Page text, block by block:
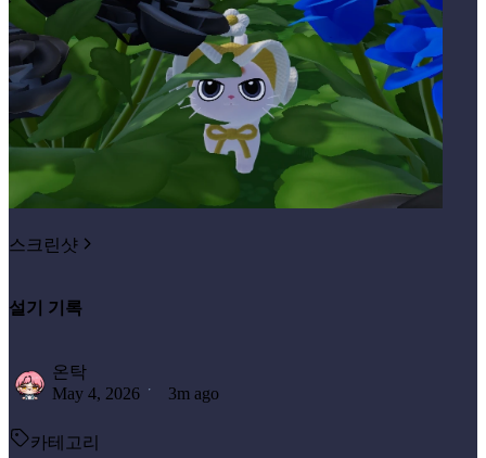
스크린샷
설기 기록
온탁
May 4, 2026
3m ago
카테고리